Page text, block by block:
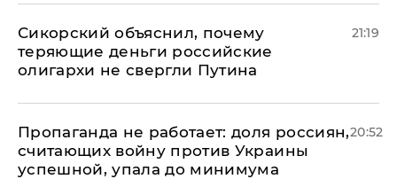
Сикорский объяснил, почему
теряющие деньги российские
олигархи не свергли Путина
21:19
​Пропаганда не работает: доля россиян,
считающих войну против Украины
успешной, упала до минимума
20:52